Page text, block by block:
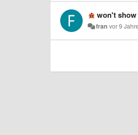
won't
fran vor 9